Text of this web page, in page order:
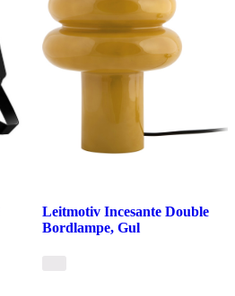
Leitmotiv Incesante Double
Bordlampe, Gul